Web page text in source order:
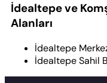
İdealtepe ve
Alanları
İdealtepe
İdealtepe Sahil